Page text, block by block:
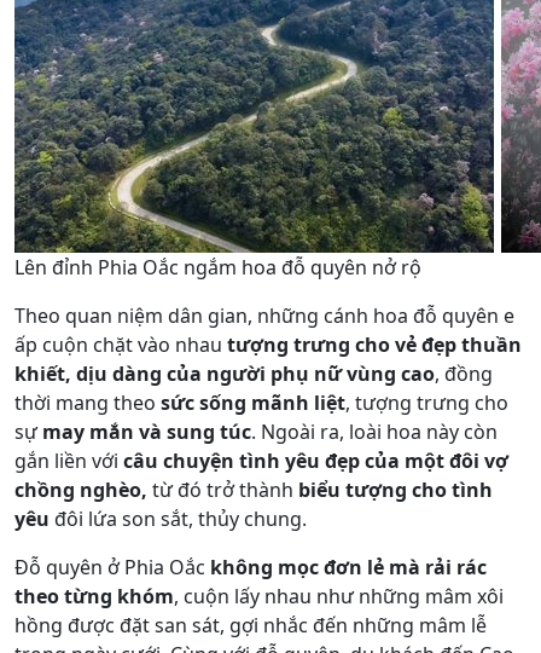
Lên đỉnh Phia Oắc ngắm hoa đỗ quyên nở rộ
Theo quan niệm dân gian, những cánh hoa đỗ quyên e
ấp cuộn chặt vào nhau tượng trưng cho vẻ đẹp thuần
khiết, dịu dàng của người phụ nữ vùng cao, đồng
thời mang theo sức sống mãnh liệt, tượng trưng cho
sựmay mắn và sung túc. Ngoài ra, loài hoa này còn
gắn liền với câu chuyện tình yêu đẹp của một đôi vợ
chồng nghèo, từ đó trở thành biểu tượng cho tình
yêu đôi lứa son sắt, thủy chung.
Đỗ quyên ở Phia Oắc không mọc đơn lẻ mà rải rác
theo từng khóm, cuộn lấy nhau như những mâm xôi
hồng được đặt san sát, gợi nhắc đến những mâm lễ